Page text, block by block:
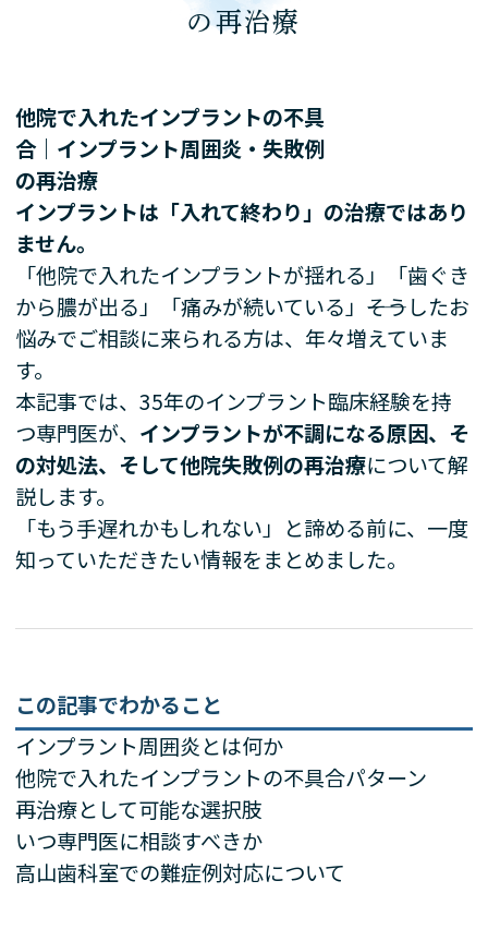
の再治療
他院で入れたインプラントの不具
合｜インプラント周囲炎・失敗例
の再治療
インプラントは「入れて終わり」の治療ではあり
ません。
「他院で入れたインプラントが揺れる」「歯ぐき
から膿が出る」「痛みが続いている」――そうしたお
悩みでご相談に来られる方は、年々増えていま
す。
本記事では、35年のインプラント臨床経験を持
つ専門医が、 インプラントが不調になる原因、そ
の対処法、そして他院失敗例の再治療について解
説します。
「もう手遅れかもしれない」と諦める前に、一度
知っていただきたい情報をまとめました。
この記事でわかること
インプラント周囲炎とは何か
他院で入れたインプラントの不具合パターン
再治療として可能な選択肢
いつ専門医に相談すべきか
高山歯科室での難症例対応について